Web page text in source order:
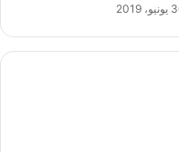
2019